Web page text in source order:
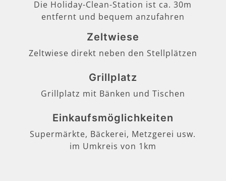
Die Holiday-Clean-Station ist ca. 30m
entfernt und bequem anzufahren
Zeltwiese
Zeltwiese direkt neben den Stellplätzen
Grillplatz
Grillplatz mit Bänken und Tischen
Einkaufsmöglichkeiten
Supermärkte, Bäckerei, Metzgerei usw.
im Umkreis von 1km